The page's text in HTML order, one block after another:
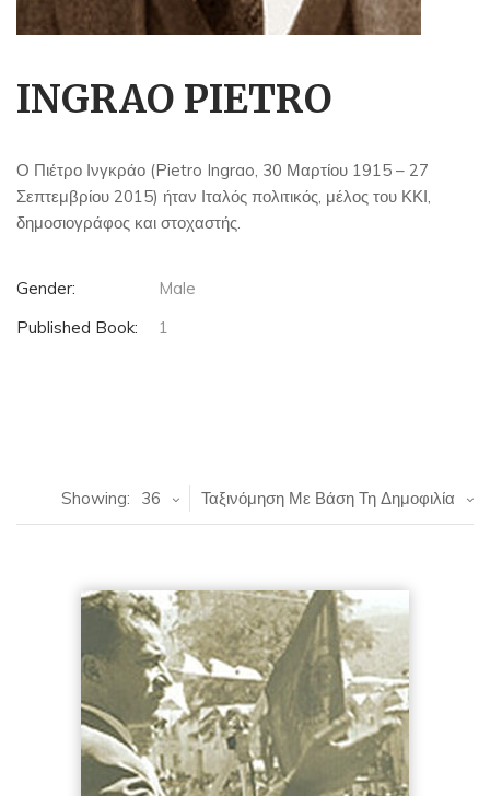
INGRAO PIETRO
Ο Πιέτρο Ινγκράο (Pietro Ingrao, 30 Μαρτίου 1915 – 27
Σεπτεμβρίου 2015) ήταν Ιταλός πολιτικός, μέλος του ΚΚΙ,
δημοσιογράφος και στοχαστής.
Gender:
Male
Published Book:
1
Ταξινόμηση Με Βάση Τη Δημοφιλία
Showing: 36